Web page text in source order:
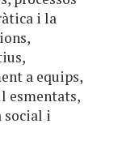
i la
a equips,
esmentats,
social i